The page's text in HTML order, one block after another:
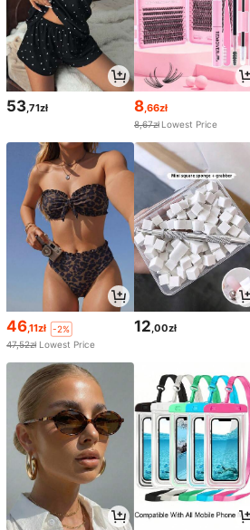
53 ,71zł 8,66zł
8,67zł Lowest Price
46,11zł
-2%
47,52zł Lowest Price
12,00zł